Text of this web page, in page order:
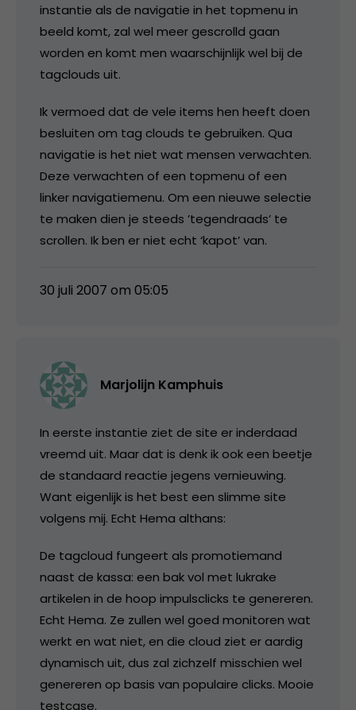
instantie als de navigatie in het topmenu in
beeld komt, zal wel meer gescrolld gaan
worden en komt men waarschijnlijk wel bij de
tagclouds uit.
Ik vermoed dat de vele items hen heeft doen
besluiten om tag clouds te gebruiken. Qua
navigatie is het niet wat mensen verwachten.
Deze verwachten of een topmenu of een
linker navigatiemenu. Om een nieuwe selectie
te maken dien je steeds ’tegendraads’ te
scrollen. Ik ben er niet echt ‘kapot’ van.
30 juli 2007 om 05:05
Marjolijn Kamphuis
In eerste instantie ziet de site er inderdaad
vreemd uit. Maar dat is denk ik ook een beetje
de standaard reactie jegens vernieuwing.
Want eigenlijk is het best een slimme site
volgens mij. Echt Hema althans:
De tagcloud fungeert als promotiemand
naast de kassa: een bak vol met lukrake
artikelen in de hoop impulsclicks te genereren.
Echt Hema. Ze zullen wel goed monitoren wat
werkt en wat niet, en die cloud ziet er aardig
dynamisch uit, dus zal zichzelf misschien wel
genereren op basis van populaire clicks. Mooie
testcase.